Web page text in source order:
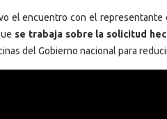
el encuentro con el representante
se trabaja sobre la solicitud
del Gobierno nacional para